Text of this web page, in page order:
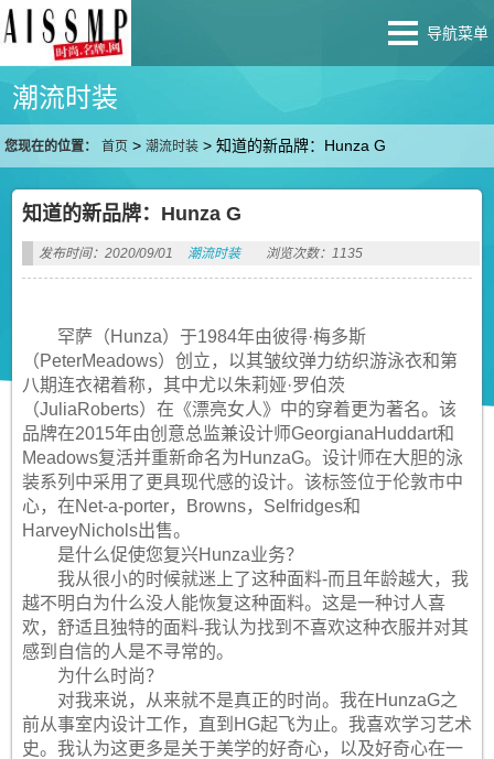
导航菜单
潮流时装
您现在的位置： 首页 >潮流时装 >知道的新品牌：Hunza G
知道的新品牌：Hunza G
发布时间：2020/09/01 潮流时装 浏览次数：1135
罕萨（Hunza）于1984年由彼得·梅多斯
（PeterMeadows）创立，以其皱纹弹力纺织游泳衣和第
八期连衣裙着称，其中尤以朱莉娅·罗伯茨
（JuliaRoberts）在《漂亮女人》中的穿着更为著名。该
品牌在2015年由创意总监兼设计师GeorgianaHuddart和
Meadows复活并重新命名为HunzaG。设计师在大胆的泳
装系列中采用了更具现代感的设计。该标签位于伦敦市中
心，在Net-a-porter，Browns，Selfridges和
HarveyNichols出售。
是什么促使您复兴Hunza业务？
我从很小的时候就迷上了这种面料-而且年龄越大，我
越不明白为什么没人能恢复这种面料。这是一种讨人喜
欢，舒适且独特的面料-我认为找到不喜欢这种衣服并对其
感到自信的人是不寻常的。
为什么时尚？
对我来说，从来就不是真正的时尚。我在HunzaG之
前从事室内设计工作，直到HG起飞为止。我喜欢学习艺术
史。我认为这更多是关于美学的好奇心，以及好奇心在一